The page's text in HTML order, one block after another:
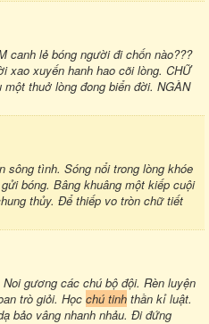
canh lẻ bóng người đi chốn nào???
xao xuyến hanh hao cõi lòng. CHỮ
thuở lòng đong biển đời. NGÀN
sông tình. Sóng nổi trong lòng khóe
bóng. Bâng khuâng một kiếp cuội
thủy. Để thiếp vo tròn chữ tiết
gương các chú bộ đội. Rèn luyện
trò giỏi. Học chú tinh thần kỉ luật.
bảo vâng nhanh nhảu. Đi đứng